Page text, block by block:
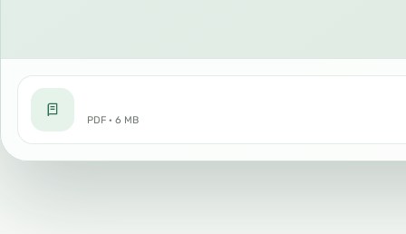
PDF · 6 MB